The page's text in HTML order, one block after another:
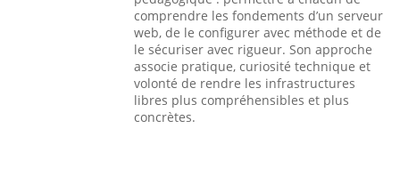
comprendre les fondements d’un serveur
web, de le configurer avec méthode et de
le sécuriser avec rigueur. Son approche
associe pratique, curiosité technique et
volonté de rendre les infrastructures
libres plus compréhensibles et plus
concrètes.